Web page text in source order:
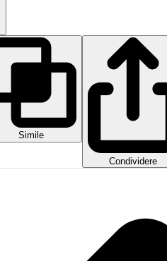
Simile
Condividere